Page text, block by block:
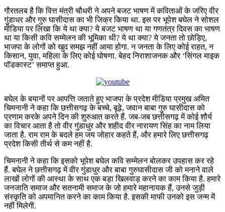
गौरतलब है कि वित्त मंत्री चौधरी ने अपने बजट भाषण में कविताओं के जरिए वीर
गुंडाधर और गुरु घासीदास का भी जिक्र किया था. इस पर भूपेश बघेल ने सोशल
मीडिया पर लिखा कि ये था क्या? ये बजट भाषण था या गणतंत्र दिवस का भाषण
था या किसी कवि सम्मेलन की भूमिका थी? ये था क्या? ये जनता तो छोड़िए,
भाजपा के लोगों को खुद समझ नहीं आया होगा. न जनता के लिए कोई राहत, न
किसान, युवा, महिला के लिए कोई घोषणा. बेहद निराशाजनक और ‘सिंगल माइक
पॉडकास्ट’ समाप्त हुआ.
बघेल के बयानों पर आपत्ति जताते हुए भाजपा के प्रदेश मीडिया प्रमुख अमित
चिमनानी ने कहा कि छत्तीसगढ़ के बच्चे, बूढ़े, जवान बाबा गुरु घासीदास को
प्रणाम करके अपने दिन की शुरुआत करते हैं. जब-जब छत्तीसगढ़ में कोई शौर्य
का विचार आता है तो वीर गुंडाधुर और शहीद वीर नारायण सिंह का नाम लिया
जाता है. राम राम के बदले हम जय जोहार कहते हैं, और हमारे लिए छत्तीसगढ़
प्रदेश किसी तीर्थ से कम नहीं है.
चिमनानी ने कहा कि इसको भूपेश बघेल कवि सम्मेलन बोलकर उपहास कर रहे
हैं. बघेल ने छत्तीसगढ़ में वीर गुंडाधुर और बाबा गुरुघासीदास जी को मनाने वाले
लाखों लोगों की आस्था के साथ एक बड़ा खिलवाड़ करने का काम किया है. हमारे
जनजाति समाज और सतनामी समाज के जो हमारे महानायक हैं, उनसे जुड़ी
संस्कृति को अपमानित करने का काम किया है. इसकी माफी उनको इस जन्म में
नहीं मिलेगी.